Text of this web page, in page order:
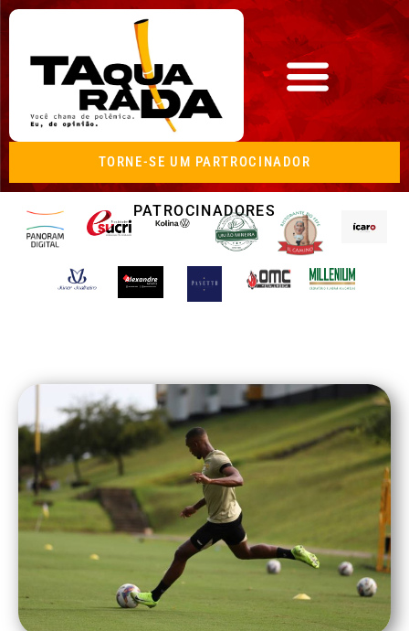
TORNE-SE UM PARTROCINADOR
PATROCINADORES